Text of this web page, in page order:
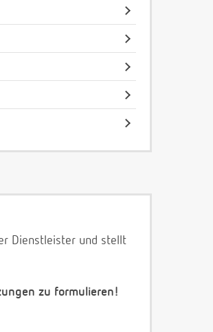
Dienstleister und stellt
zu formulieren!